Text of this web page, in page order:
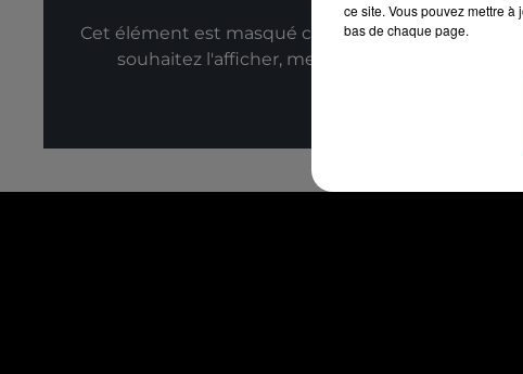
Cet élément est masqué compte-tenu du refus
souhaitez l'afficher, merci de nous donner
Afficher
ce site. Vous pouvez mettre
bas de chaque page.